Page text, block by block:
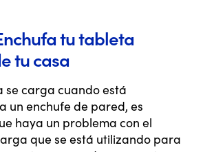
tu tableta
tu casa
se carga cuando está
un enchufe de pared, es
haya un problema con el
que se está utilizando para